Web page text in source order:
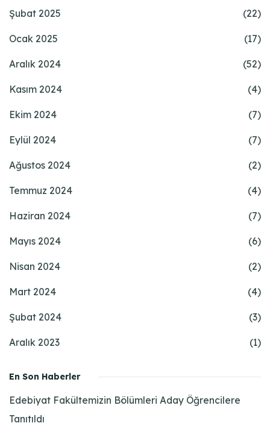
Şubat 2025 (22)
Ocak 2025 (17)
Aralık 2024 (52)
Kasım 2024 (4)
Ekim 2024 (7)
Eylül 2024 (7)
Ağustos 2024 (2)
Temmuz 2024 (4)
Haziran 2024 (7)
Mayıs 2024 (6)
Nisan 2024 (2)
Mart 2024 (4)
Şubat 2024 (3)
Aralık 2023 (1)
En Son Haberler
Edebiyat Fakültemizin Bölümleri Aday Öğrencilere
Tanıtıldı